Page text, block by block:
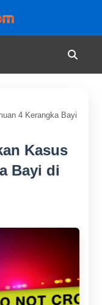
4 Kerangka Bayi
Kasus
Bayi di